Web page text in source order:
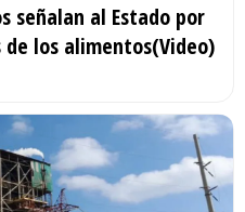
señalan al Estado por
los alimentos(Video)